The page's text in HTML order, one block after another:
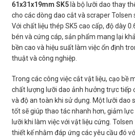
61x31x19mm SK5 là bộ lưỡi dao thay
cho các dòng dao cắt và scraper Tolsen
Với chất liệu thép SK5 cao cấp, độ dày
bén và cứng cáp, sản phẩm mang lại
bền cao và hiệu suất làm việc ổn định
thuật và công nghiệp.
Trong các công việc cắt vật liệu, cạo bề
chất lượng lưỡi dao ảnh hưởng trực tiếp
và độ an toàn khi sử dụng. Một lưỡi dao
tốt sẽ giúp thao tác nhanh hơn, giảm lực
lưỡi khi làm việc với vật liệu cứng.
thiết kế nhằm đáp ứng các yêu cầu đó